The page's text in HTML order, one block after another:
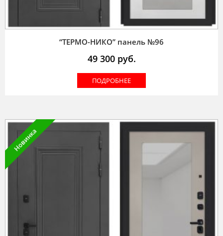
“ТЕРМО-НИКО” панель №96
49 300руб.
ПОДРОБНЕЕ
Новинка